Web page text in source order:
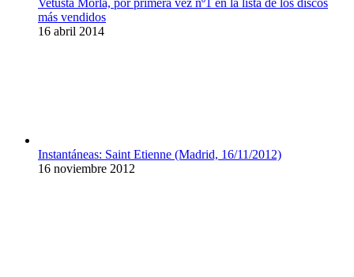
más vendidos
16 abril 2014
Instantáneas: Saint Etienne (Madrid, 16/11/2012)
16 noviembre 2012